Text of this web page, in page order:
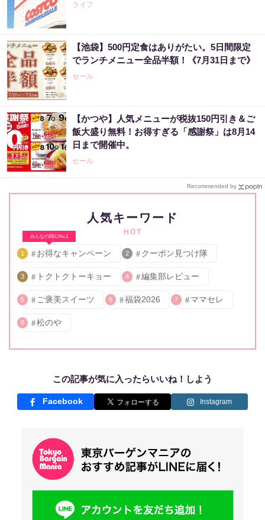
ライフ
【池袋】500円定食はありがたい。5日間限定
でランチメニュー全品半額！《7月31日まで》
セール
【かつや】人気メニューが税抜150円引き＆ご
飯大盛り無料！お得すぎる「感謝祭」は8月14
日まで開催中。
セール
Recommended by
人気キーワード
HOT
みんなの関心No.1
1 お得なキャンペーン 2 クーポン見つけ隊
3 トクトクトーキョー 4 編集部レビュー
5 ご褒美スイーツ 6 福袋2026 7 ママセレ
8 松のや
この記事が気に入ったらいいね！しよう
Facebook Instagram